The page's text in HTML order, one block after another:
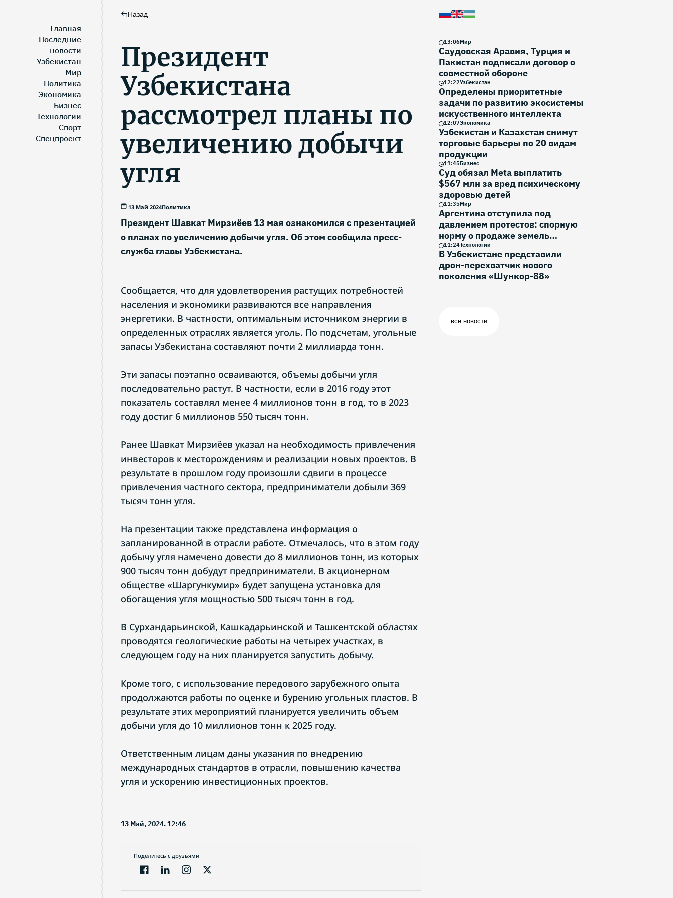
Главная
Последние
новости
Узбекистан
Мир
Политика
Экономика
Бизнес
Технологии
Спорт
Спецпроект
Назад
Президент
Узбекистана
рассмотрел планы по
увеличению добычи
угля
13 Май 2024Политика
Президент Шавкат Мирзиёев 13 мая ознакомился с презентацией
о планах по увеличению добычи угля. Об этом сообщила пресс-
служба главы Узбекистана.
Сообщается, что для удовлетворения растущих потребностей
населения и экономики развиваются все направления
энергетики. В частности, оптимальным источником энергии в
определенных отраслях является уголь. По подсчетам, угольные
запасы Узбекистана составляют почти 2 миллиарда тонн.
Эти запасы поэтапно осваиваются, объемы добычи угля
последовательно растут. В частности, если в 2016 году этот
показатель составлял менее 4 миллионов тонн в год, то в 2023
году достиг 6 миллионов 550 тысяч тонн.
Ранее Шавкат Мирзиёев указал на необходимость привлечения
инвесторов к месторождениям и реализации новых проектов. В
результате в прошлом году произошли сдвиги в процессе
привлечения частного сектора, предприниматели добыли 369
тысяч тонн угля.
На презентации также представлена информация о
запланированной в отрасли работе. Отмечалось, что в этом году
добычу угля намечено довести до 8 миллионов тонн, из которых
900 тысяч тонн добудут предприниматели. В акционерном
обществе «Шаргункумир» будет запущена установка для
обогащения угля мощностью 500 тысяч тонн в год.
В Сурхандарьинской, Кашкадарьинской и Ташкентской областях
проводятся геологические работы на четырех участках, в
следующем году на них планируется запустить добычу.
Кроме того, с использование передового зарубежного опыта
продолжаются работы по оценке и бурению угольных пластов. В
результате этих мероприятий планируется увеличить объем
добычи угля до 10 миллионов тонн к 2025 году.
Ответственным лицам даны указания по внедрению
международных стандартов в отрасли, повышению качества
угля и ускорению инвестиционных проектов.
13 Май, 2024. 12:46
Поделитесь с друзьями
13:06Мир
Саудовская Аравия, Турция и
Пакистан подписали договор о
совместной обороне
12:22Узбекистан
Определены приоритетные
задачи по развитию экосистемы
искусственного интеллекта
12:07Экономика
Узбекистан и Казахстан снимут
торговые барьеры по 20 видам
продукции
11:45Бизнес
Суд обязал Meta выплатить
$567 млн за вред психическому
здоровью детей
11:35Мир
Аргентина отступила под
давлением протестов: спорную
норму о продаже земель
иностранцам исключили
11:24Технологии
В Узбекистане представили
дрон-перехватчик нового
поколения «Шункор-88»
все новости